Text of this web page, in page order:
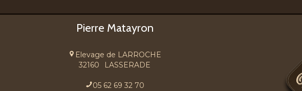
Pierre Matayron
Elevage de LARROCHE
32160
LASSERADE
05 62 69 32 70